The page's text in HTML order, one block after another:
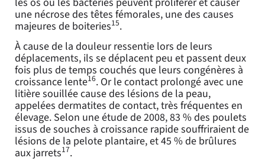
une nécrose des têtes fémorales, une des causes
majeures de boiteries15.
À cause de la douleur ressentie lors de leurs
déplacements, ils se déplacent peu et passent deux
fois plus de temps couchés que leurs congénères à
croissance lente16. Or le contact prolongé avec une
litière souillée cause des lésions de la peau,
appelées dermatites de contact, très fréquentes en
élevage. Selon une étude de 2008, 83 % des poulets
issus de souches à croissance rapide souffriraient de
lésions de la pelote plantaire, et 45 % de brûlures
aux jarrets17.